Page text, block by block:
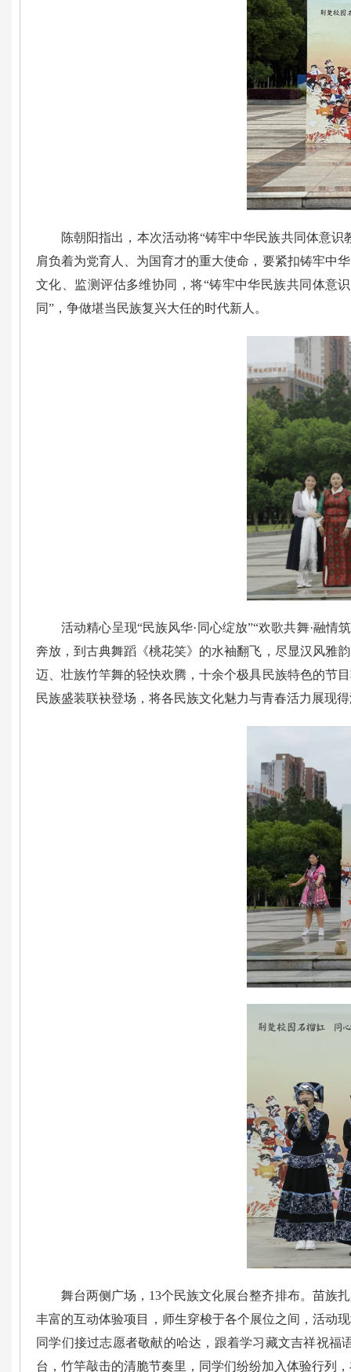
陈朝阳指出，本次活动将“铸牢中华民族共同体意
肩负着为党育人、为国育才的重大使命，要紧扣铸牢中
文化、监测评估多维协同，将“铸牢中华民族共同体意
同”，争做堪当民族复兴大任的时代新人。
活动精心呈现“民族风华·同心绽放”“欢歌共舞·融
奔放，到古典舞蹈《桃花笑》的水袖翻飞，尽显汉风雅
迈、壮族竹竿舞的轻快欢腾，十余个极具民族特色的节
民族盛装联袂登场，将各民族文化魅力与青春活力展现
舞台两侧广场，13个民族文化展台整齐排布。苗族
丰富的互动体验项目，师生穿梭于各个展位之间，活动
同学们接过志愿者敬献的哈达，跟着学习藏文吉祥祝
台，竹竿敲击的清脆节奏里，同学们纷纷加入体验行列